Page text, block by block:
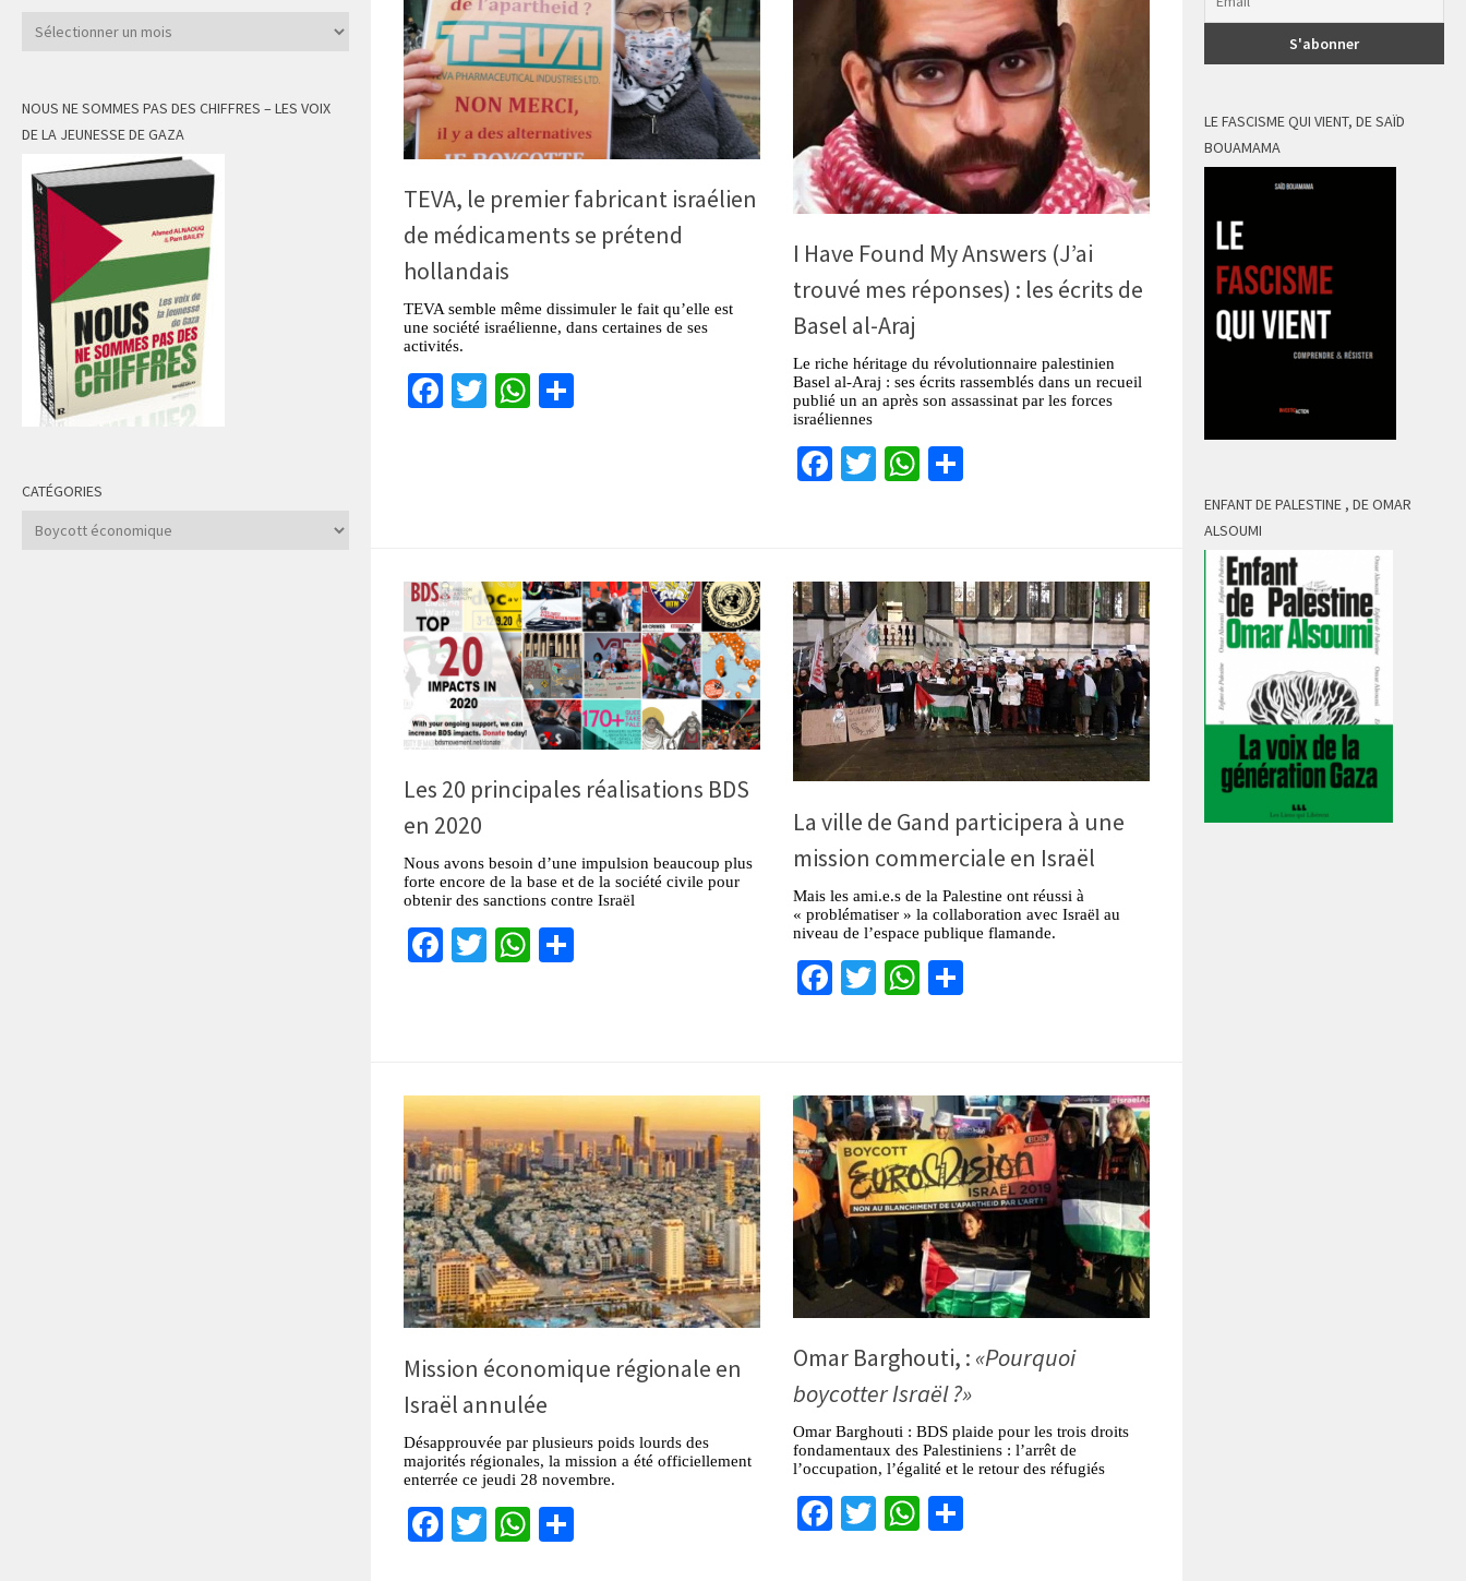
TEVA, le premier fabricant israélien
de médicaments se prétend
hollandais
TEVA semble même dissimuler le fait qu’elle est
une société israélienne, dans certaines de ses
activités.
Facebook
TwitterWhatsApp
I Have Found My Answers (J’ai
trouvé mes réponses) : les écrits de
Basel al-Araj
Le riche héritage du révolutionnaire palestinien
Basel al-Araj : ses écrits rassemblés dans un recueil
publié un an après son assassinat par les forces
israéliennes
Facebook
TwitterWhatsApp
Les 20 principales réalisations BDS
en 2020
Nous avons besoin d’une impulsion beaucoup plus
forte encore de la base et de la société civile pour
obtenir des sanctions contre Israël
Facebook
TwitterWhatsApp
La ville de Gand participera à une
mission commerciale en Israël
Mais les ami.e.s de la Palestine ont réussi à
« problématiser » la collaboration avec Israël au
niveau de l’espace publique flamande.
Facebook
TwitterWhatsApp
Mission économique régionale en
Israël annulée
Désapprouvée par plusieurs poids lourds des
majorités régionales, la mission a été officiellement
enterrée ce jeudi 28 novembre.
Facebook
TwitterWhatsApp
Omar Barghouti, : «Pourquoi
boycotter Israël ?»
Omar Barghouti : BDS plaide pour les trois droits
fondamentaux des Palestiniens : l’arrêt de
l’occupation, l’égalité et le retour des réfugiés
Facebook
TwitterWhatsApp
Archives
NOUS NE SOMMES PAS DES CHIFFRES – LES VOIX
DE LA JEUNESSE DE GAZA
CATÉGORIES
Catégories
LE FASCISME QUI VIENT, DE SAÏD
BOUAMAMA
ENFANT DE PALESTINE , DE OMAR
ALSOUMI